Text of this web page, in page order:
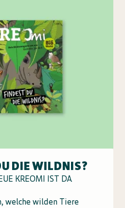
DIE WILDNIS?
KREOMI IST DA
welche wilden Tiere